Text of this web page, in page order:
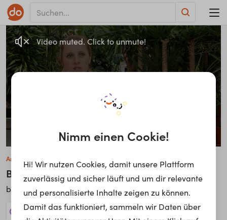
Video muted. Click to unmute!
Andrea Bärnthaler
Bereich Baumschule
bei bellaflora Gartencenter GmbH
739 Jobs anzeigen!
Nimm einen Cookie!
Hi! Wir nutzen Cookies, damit unsere Plattform
zuverlässig und sicher läuft und um dir relevante
und personalisierte Inhalte zeigen zu können.
Damit das funktioniert, sammeln wir Daten über